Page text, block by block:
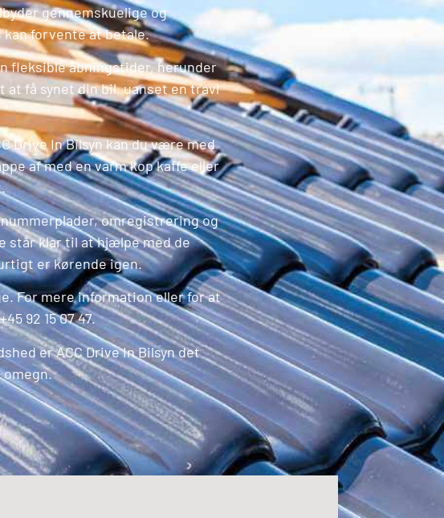
gennemskuelige og
forvente at betale.
fleksible åbningstider, herunder
få synet din bil, uanset en travl
Drive In Bilsyn kan du være med
af med en varm kop kaffe eller
omregistrering og
står klar til at hjælpe med de
er kørende igen.
For mere information eller for at
92 15 07 47.
er ACC Drive In Bilsyn det
omegn.